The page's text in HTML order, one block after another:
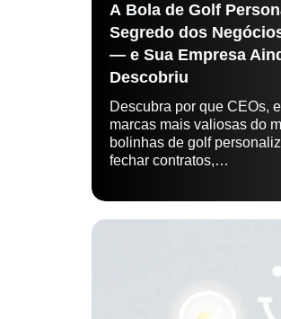
A Bola de Golf
Segredo dos
— e Sua Empresa
Descobriu
Descubra por que CEOs,
marcas mais valiosas do
bolinhas de golf
fechar contratos,…